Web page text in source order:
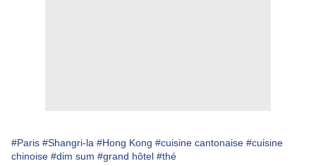
#Paris #Shangri-la #Hong Kong #cuisine cantonaise #cuisine
chinoise #dim sum #grand hôtel #thé